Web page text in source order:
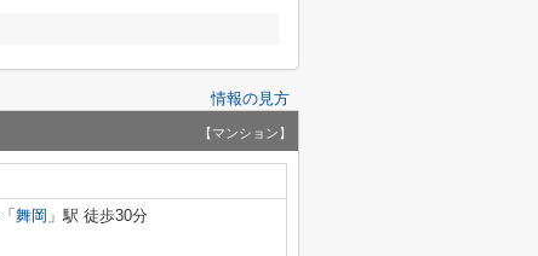
情報の見方
【マンション】
「 舞岡 」駅 徒歩30分